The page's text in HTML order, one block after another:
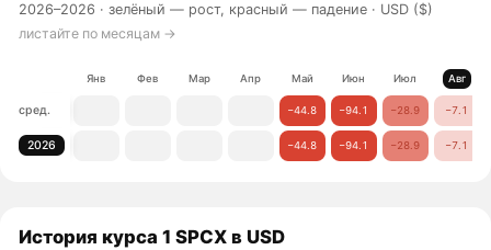
2026–2026 ·зелёный — рост, красный — падение · USD ($)
листайте по месяцам →
Янв Фев Мар Апр Май Июн Июл Авг
сред. −44.8 −94.1 −28.9 −7.1
2026 −44.8 −94.1 −28.9 −7.1
История курса 1 SPCX в USD